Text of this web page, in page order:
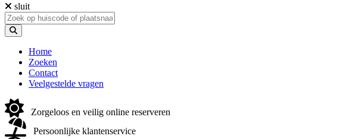
sluit
Home
Zoeken
Contact
Veelgestelde vragen
Zorgeloos en veilig online reserveren
Persoonlijke klantenservice